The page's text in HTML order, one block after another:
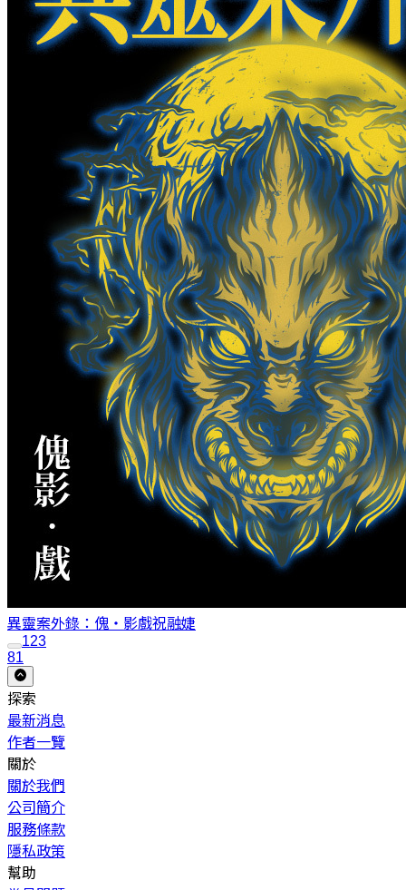
異靈案外錄：傀‧影戲祝融婕
123
81
探索
最新消息
作者一覽
關於
關於我們
公司簡介
服務條款
隱私政策
幫助